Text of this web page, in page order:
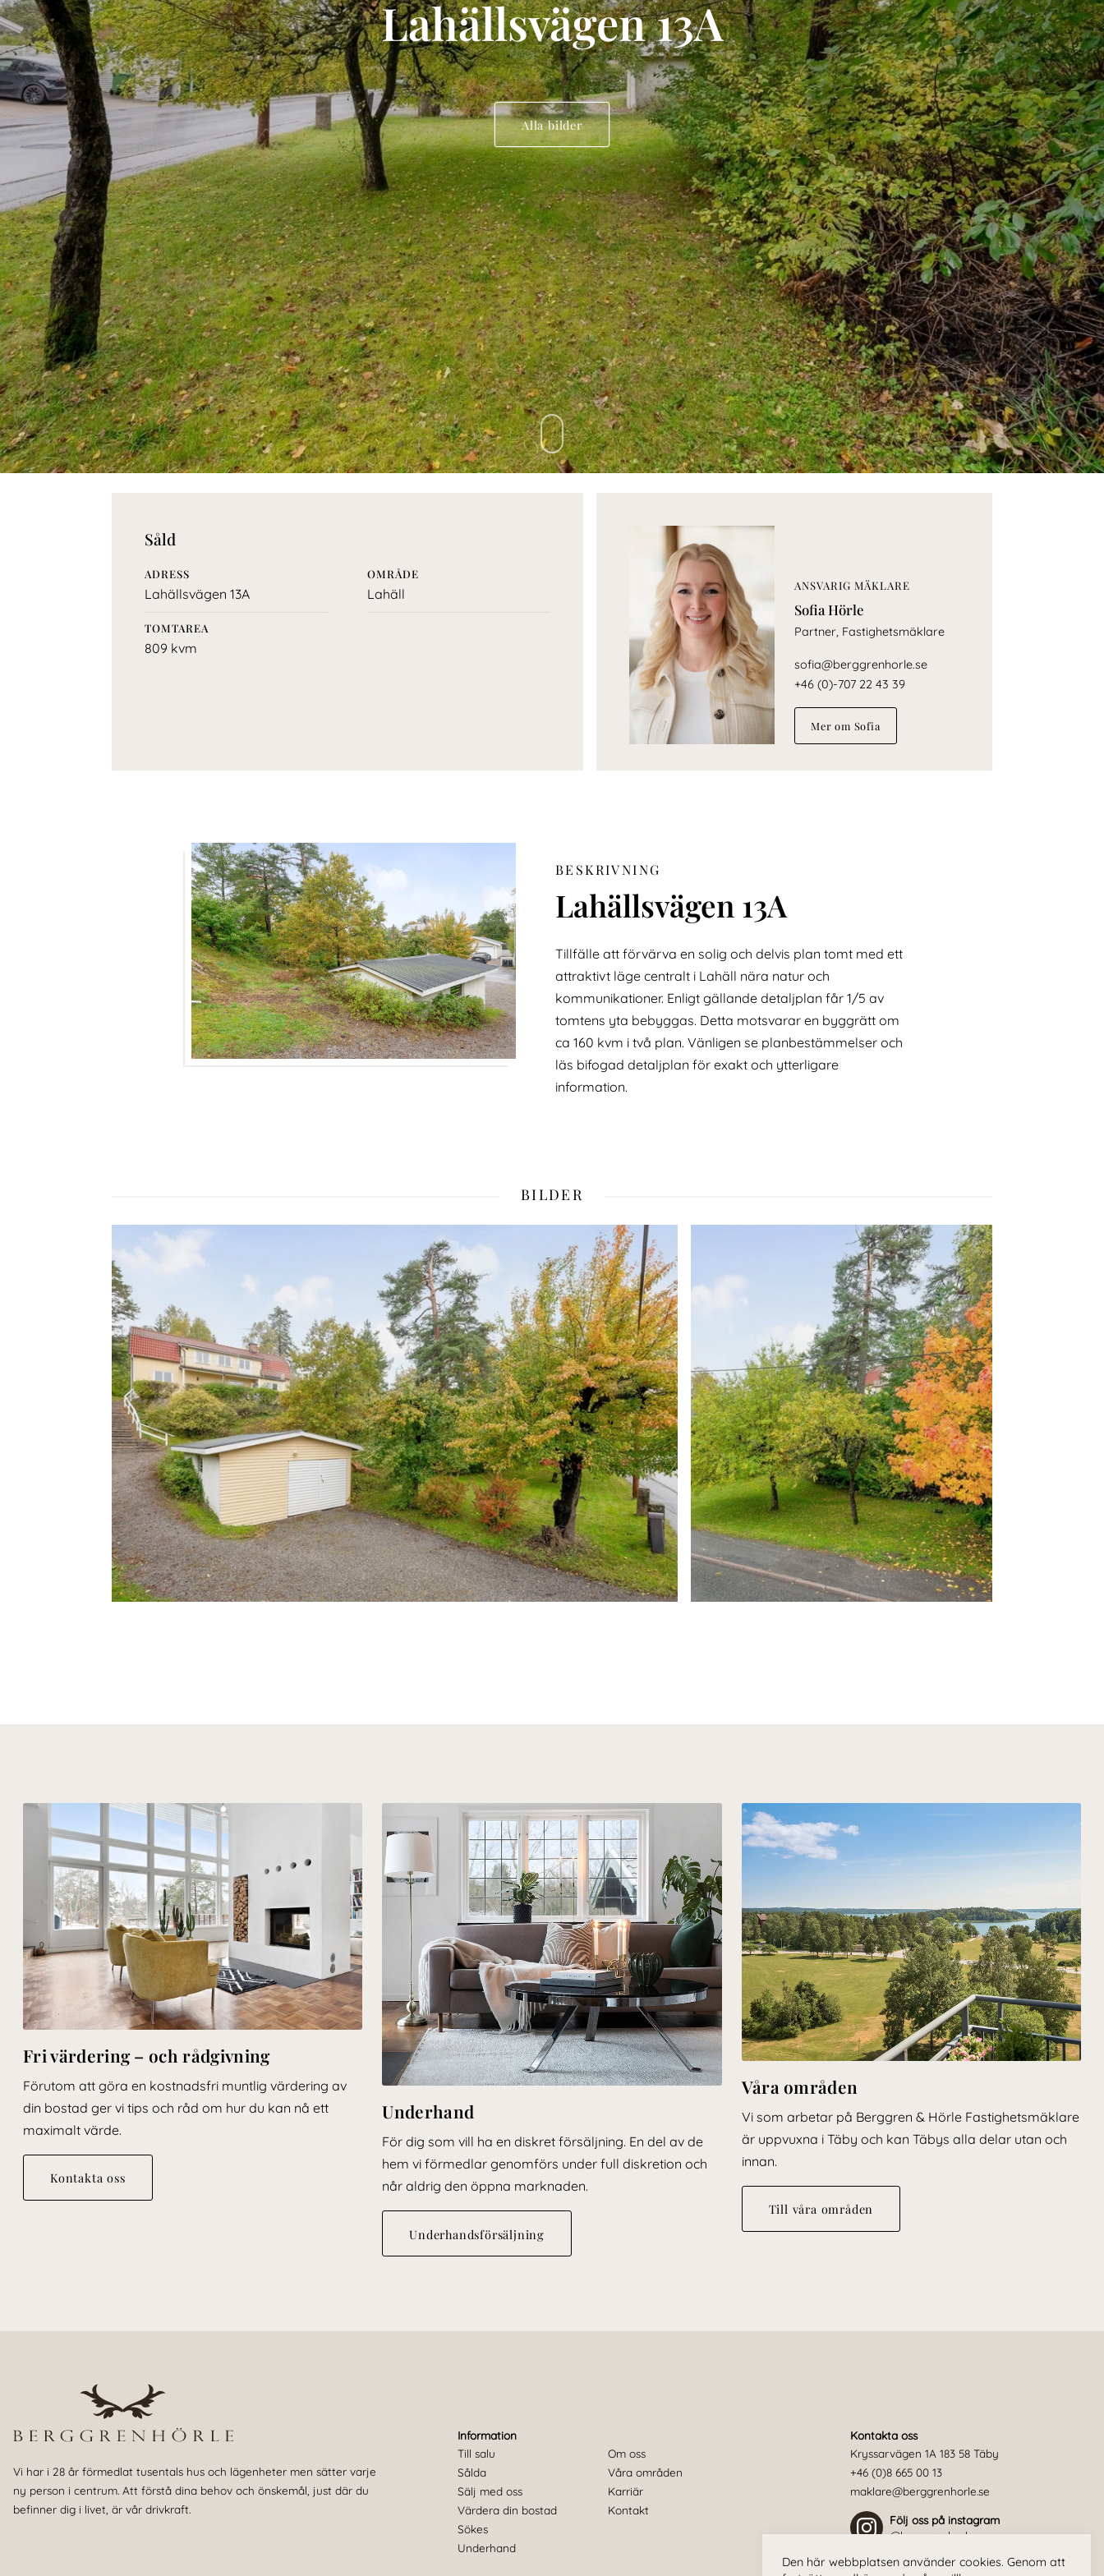
Lahällsvägen 13A
Alla bilder
Såld
ADRESS
Lahällsvägen 13A
OMRÅDE
Lahäll
TOMTAREA
809 kvm
ANSVARIG MÄKLARE
Sofia Hörle
Partner, Fastighetsmäklare
sofia@berggrenhorle.se
+46 (0)-707 22 43 39
Mer om Sofia
BESKRIVNING
Lahällsvägen 13A
Tillfälle att förvärva en solig och delvis plan tomt med ett
attraktivt läge centralt i Lahäll nära natur och
kommunikationer. Enligt gällande detaljplan får 1/5 av
tomtens yta bebyggas. Detta motsvarar en byggrätt om
ca 160 kvm i två plan. Vänligen se planbestämmelser och
läs bifogad detaljplan för exakt och ytterligare
information.
BILDER
Fri värdering – och rådgivning
Förutom att göra en kostnadsfri muntlig värdering av
din bostad ger vi tips och råd om hur du kan nå ett
maximalt värde.
Kontakta oss
Underhand
För dig som vill ha en diskret försäljning. En del av de
hem vi förmedlar genomförs under full diskretion och
når aldrig den öppna marknaden.
Underhandsförsäljning
Våra områden
Vi som arbetar på Berggren & Hörle Fastighetsmäklare
är uppvuxna i Täby och kan Täbys alla delar utan och
innan.
Till våra områden
Vi har i 28 år förmedlat tusentals hus och lägenheter men sätter varje
ny person i centrum. Att förstå dina behov och önskemål, just där du
befinner dig i livet, är vår drivkraft.
Information
Till salu
Sålda
Sälj med oss
Värdera din bostad
Sökes
Underhand
Om oss
Våra områden
Karriär
Kontakt
Kontakta oss
Kryssarvägen 1A 183 58 Täby
+46 (0)8 665 00 13
maklare@berggrenhorle.se
Följ oss på instagram
@berggrenhorle
Den här webbplatsen använder cookies. Genom att